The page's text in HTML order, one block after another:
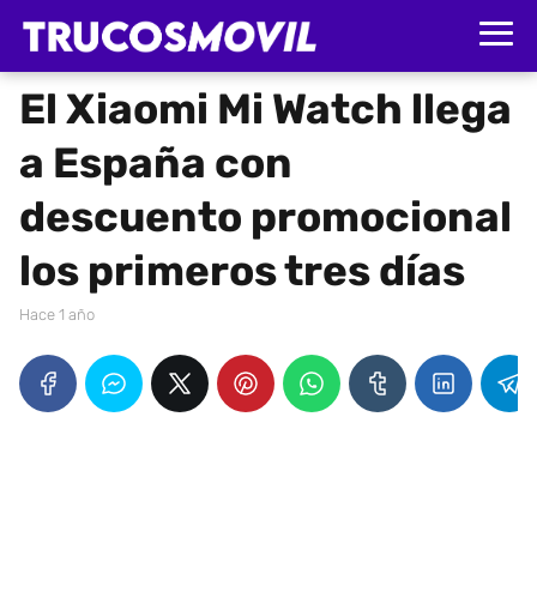
El Xiaomi Mi Watch llega
a España con
descuento promocional
los primeros tres días
hace 1 año